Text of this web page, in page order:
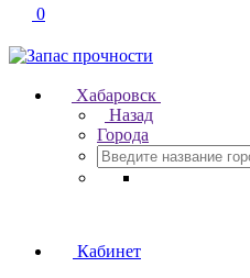
0
Хабаровск
Назад
Города
Кабинет